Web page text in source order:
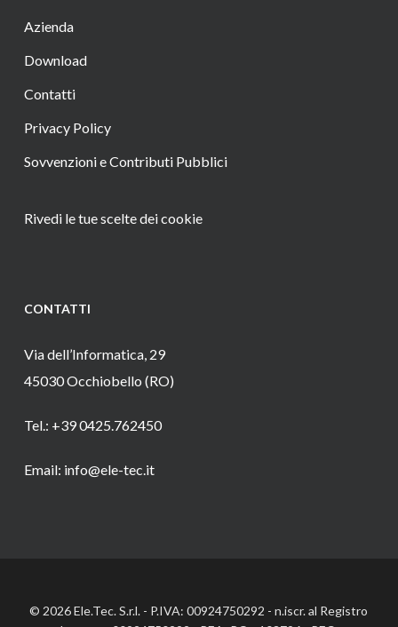
Azienda
Download
Contatti
Privacy Policy
Sovvenzioni e Contributi Pubblici
Rivedi le tue scelte dei cookie
CONTATTI
Via dell’Informatica, 29
45030 Occhiobello (RO)
Tel.: +39 0425.762450
Email: info@ele-tec.it
© 2026 Ele.Tec. S.r.l. - P.IVA: 00924750292 - n.iscr. al Registro